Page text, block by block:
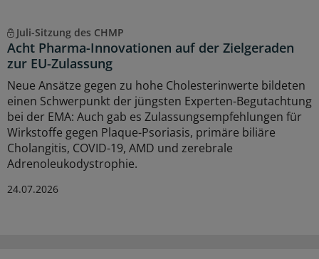
Juli-Sitzung des CHMP
Acht Pharma-Innovationen auf der Zielgeraden
zur EU-Zulassung
Neue Ansätze gegen zu hohe Cholesterinwerte bildeten
einen Schwerpunkt der jüngsten Experten-Begutachtung
bei der EMA: Auch gab es Zulassungsempfehlungen für
Wirkstoffe gegen Plaque-Psoriasis, primäre biliäre
Cholangitis, COVID-19, AMD und zerebrale
Adrenoleukodystrophie.
24.07.2026